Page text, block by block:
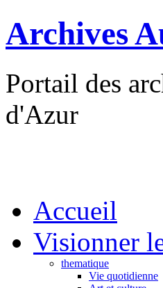
Archives
Portail des
d'Azur
Accueil
Visionner
thematique
Vie quotidienne